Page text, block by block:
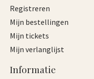
Registreren
Mijn bestellingen
Mijn tickets
Mijn verlanglijst
Informatie